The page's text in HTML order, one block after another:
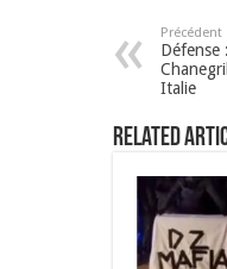
Précédent
Défense
Italie
Related